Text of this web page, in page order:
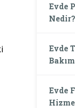
Evde
Nedir?
Evde
Evde